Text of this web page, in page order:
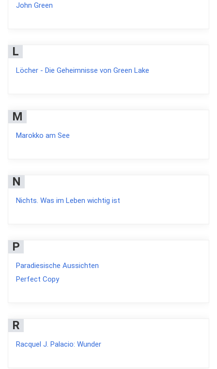
John Green
L
Löcher - Die Geheimnisse von Green Lake
M
Marokko am See
N
Nichts. Was im Leben wichtig ist
P
Paradiesische Aussichten
Perfect Copy
R
Racquel J. Palacio: Wunder